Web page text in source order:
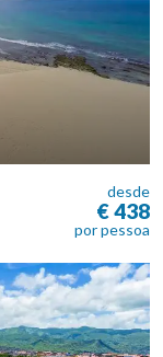
desde
€ 438
por pessoa